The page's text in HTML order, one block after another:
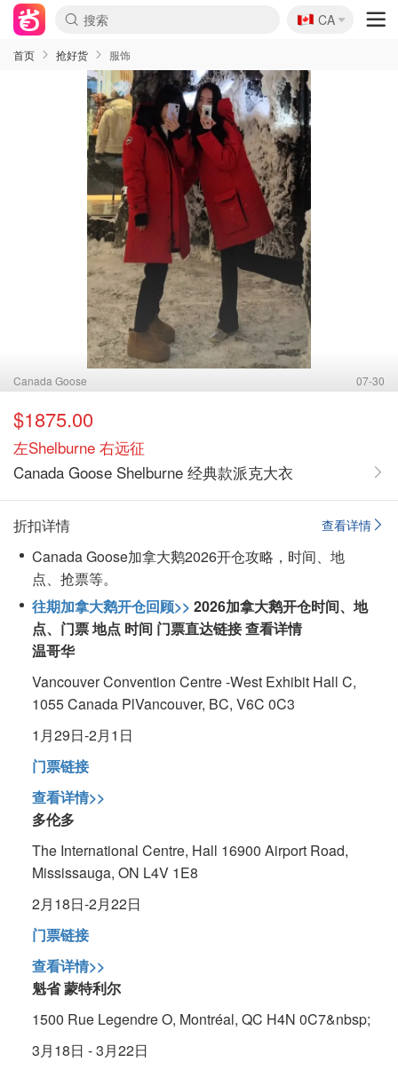
🇨🇦
CA
首页 抢好货 服饰
Canada Goose 07-30
$1875.00
左Shelburne 右远征
Canada Goose Shelburne 经典款派克大衣
查看详情
折扣详情
Canada Goose加拿大鹅2026开仓攻略，时间、地
点、抢票等。
往期加拿大鹅开仓回顾>> 2026加拿大鹅开仓时间、地
点、门票地点 时间 门票直达链接查看详情
温哥华
Vancouver Convention Centre -West Exhibit Hall C,
1055 Canada PlVancouver, BC, V6C 0C3
1月29日-2月1日
门票链接
查看详情>>
多伦多
The International Centre, Hall 16900 Airport Road,
Mississauga, ON L4V 1E8
2月18日-2月22日
门票链接
查看详情>>
魁省 蒙特利尔
1500 Rue Legendre O, Montréal, QC H4N 0C7&nbsp;
3月18日 - 3月22日